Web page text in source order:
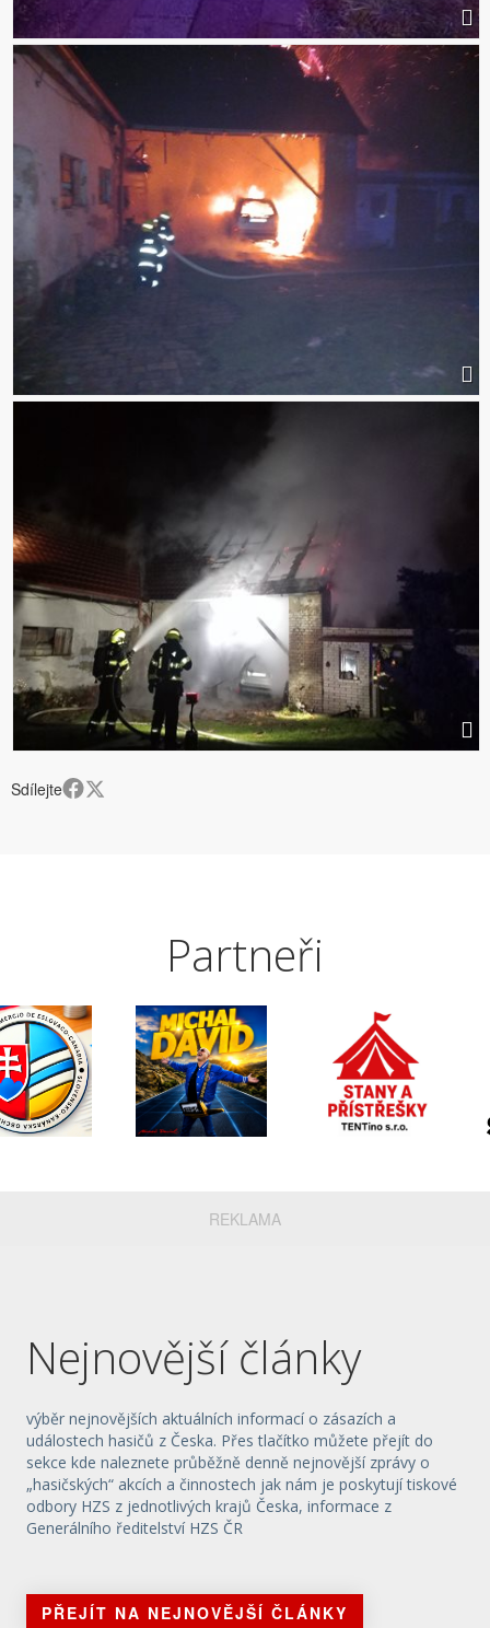
Sdílejte
Partneři
REKLAMA
Nejnovější články
výběr nejnovějších aktuálních informací o zásazích a
událostech hasičů z Česka. Přes tlačítko můžete přejít do
sekce kde naleznete průběžně denně nejnovější zprávy o
„hasičských“ akcích a činnostech jak nám je poskytují tiskové
odbory HZS z jednotlivých krajů Česka, informace z
Generálního ředitelství HZS ČR
PŘEJÍT NA NEJNOVĚJŠÍ ČLÁNKY